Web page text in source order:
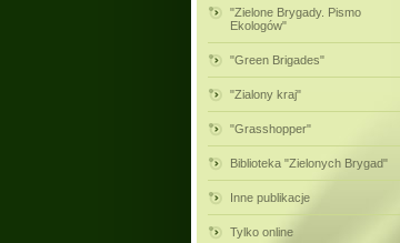
"Zielone Brygady. Pismo
Ekologów"
"Green Brigades"
"Zialony kraj"
"Grasshopper"
Biblioteka "Zielonych Brygad"
Inne publikacje
Tylko online